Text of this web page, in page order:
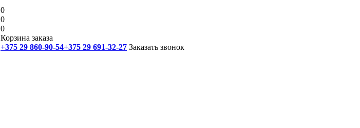
0
0
0
Корзина заказа
+375 29 860-90-54+375 29 691-32-27 Заказать звонок